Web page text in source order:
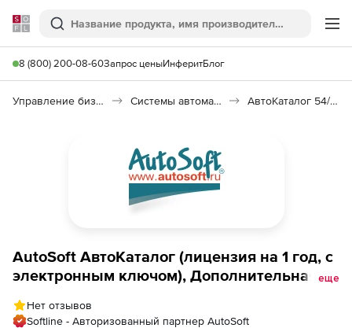
Softline
Поиск
8 (800) 200-08-60Запрос ценыИнферитБлог
Управление бизнесом, CRM/ERP Системы автоматизации АвтоКаталог 54/2022(1)
AutoSoft АвтоКаталог (лицензия на 1 год, с
электронным ключом), Дополнительная
еще
Нет отзывов
Softline - Авторизованный партнер AutoSoft